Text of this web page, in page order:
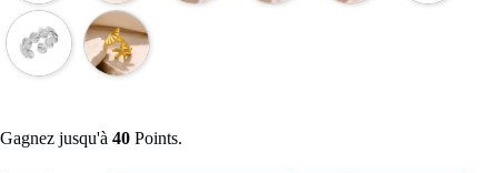
Gagnez jusqu'à 40 Points.